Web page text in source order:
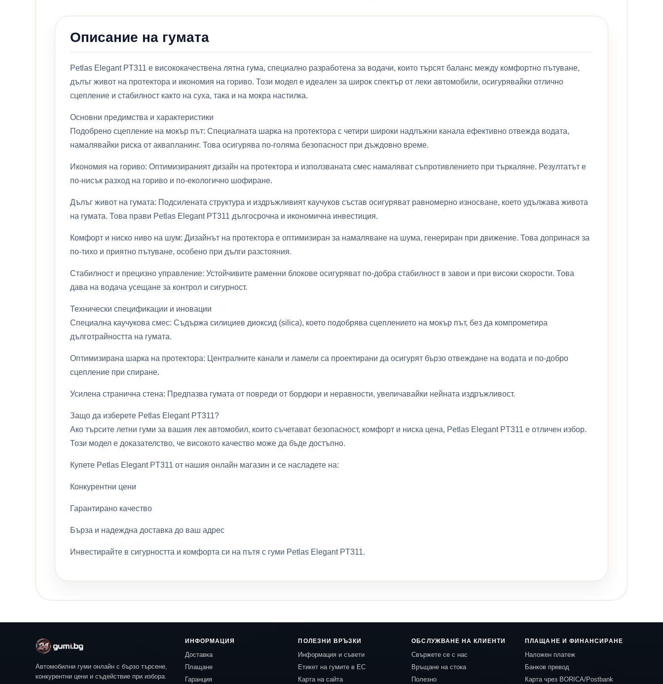
Описание на гумата
Petlas Elegant PT311 е висококачествена лятна гума, специално разработена за водачи, които търсят баланс между комфортно пътуване,
дълъг живот на протектора и икономия на гориво. Този модел е идеален за широк спектър от леки автомобили, осигурявайки отлично
сцепление и стабилност както на суха, така и на мокра настилка.
Основни предимства и характеристики
Подобрено сцепление на мокър път: Специалната шарка на протектора с четири широки надлъжни канала ефективно отвежда водата,
намалявайки риска от аквапланинг. Това осигурява по-голяма безопасност при дъждовно време.
Икономия на гориво: Оптимизираният дизайн на протектора и използваната смес намаляват съпротивлението при търкаляне. Резултатът е
по-нисък разход на гориво и по-екологично шофиране.
Дълъг живот на гумата: Подсилената структура и издръжливият каучуков състав осигуряват равномерно износване, което удължава живота
на гумата. Това прави Petlas Elegant PT311 дългосрочна и икономична инвестиция.
Комфорт и ниско ниво на шум: Дизайнът на протектора е оптимизиран за намаляване на шума, генериран при движение. Това допринася за
по-тихо и приятно пътуване, особено при дълги разстояния.
Стабилност и прецизно управление: Устойчивите раменни блокове осигуряват по-добра стабилност в завои и при високи скорости. Това
дава на водача усещане за контрол и сигурност.
Технически спецификации и иновации
Специална каучукова смес: Съдържа силициев диоксид (silica), което подобрява сцеплението на мокър път, без да компрометира
дълготрайността на гумата.
Оптимизирана шарка на протектора: Централните канали и ламели са проектирани да осигурят бързо отвеждане на водата и по-добро
сцепление при спиране.
Усилена странична стена: Предпазва гумата от повреди от бордюри и неравности, увеличавайки нейната издръжливост.
Защо да изберете Petlas Elegant PT311?
Ако търсите летни гуми за вашия лек автомобил, които съчетават безопасност, комфорт и ниска цена, Petlas Elegant PT311 е отличен избор.
Този модел е доказателство, че високото качество може да бъде достъпно.
Купете Petlas Elegant PT311 от нашия онлайн магазин и се насладете на:
Конкурентни цени
Гарантирано качество
Бърза и надеждна доставка до ваш адрес
Инвестирайте в сигурността и комфорта си на пътя с гуми Petlas Elegant PT311.
Автомобилни гуми онлайн с бързо търсене,
конкурентни цени и съдействие при избора.
ИНФОРМАЦИЯ
Доставка
Плащане
Гаранция
ПОЛЕЗНИ ВРЪЗКИ
Информация и съвети
Етикет на гумите в ЕС
Карта на сайта
ОБСЛУЖВАНЕ НА КЛИЕНТИ
Свържете се с нас
Връщане на стока
Полезно
ПЛАЩАНЕ И ФИНАНСИРАНЕ
Наложен платеж
Банков превод
Карта чрез BORICA/Postbank